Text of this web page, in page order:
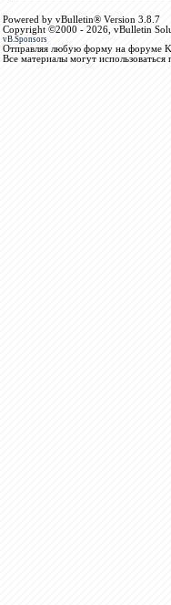
Powered by vBulletin® Version 3.8.7
Copyright ©2000 - 2026, vBulletin
vB.Sponsors
Отправляя любую форму на форуме
Все материалы могут